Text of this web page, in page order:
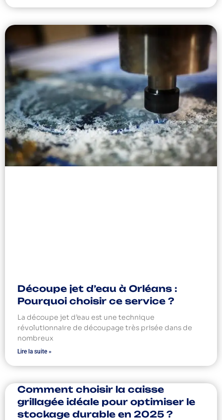
Découpe jet d’eau à Orléans :
Pourquoi choisir ce service ?
La découpe jet d’eau est une technique
révolutionnaire de découpage très prisée dans de
nombreux
Lire la suite »
Comment choisir la caisse
grillagée idéale pour optimiser le
stockage durable en 2025 ?